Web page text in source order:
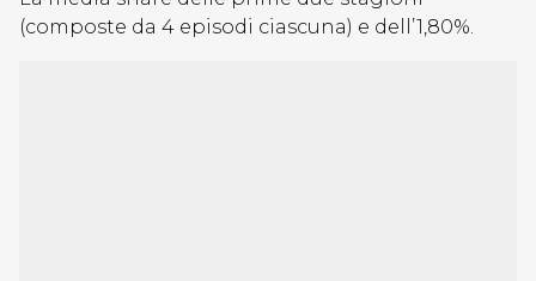
(composte da 4 episodi ciascuna) e dell’1,80%.